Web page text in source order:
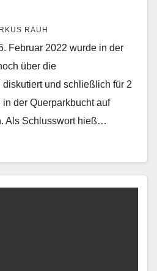
RAUH
Februar 2022 wurde in der
über die
und schließlich für 2
der Querparkbucht auf
Als Schlusswort hieß…